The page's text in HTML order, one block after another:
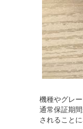
機種やグレ
通常保証期
されることに